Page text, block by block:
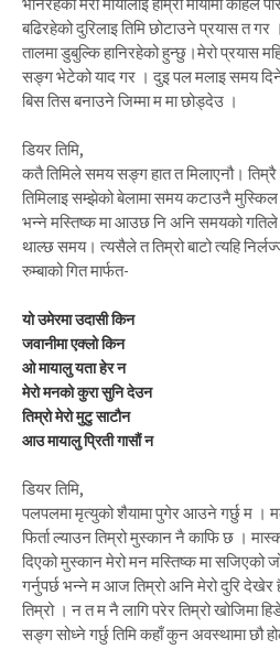
बढिरहेको दुरिलाइ तिमि छोटाउने प्रयास त
तालमा डुबुल्कि हानिरहेको हुन्छु।मेरो प्रयास
सङ्ग भेटेको याद गर । दुइ पल मलाइ समय
बिस तिस बनाउने जिम्मा म मा छोड्देउ ।
डियर तिमि,
कतै तिमिले समय सङ्ग हात त मिलाएनौ।
तिमिलाइ सम्झेको बेलामा समय कटाउनै
भन्ने मस्तिष्क मा आउछ नि अनि समयको
थाल्छ समय। त्यसैले त तिम्रो बाटो त्यहि
रुम्बाको गित मार्फत-
यो उमेरमा उदासी किन
जवानीमा एक्लो किन
ओ मायालु यता हेर न
मेरो मनको कुरा सुनि देउन
तिम्रो मेरो मुटु साटौन
आउ मायालु प्रिती गासौं न
डियर तिमि,
पलपलमा मृत्युको शैयामा पुगेर आउने गर्छु म ।
फिर्ता ल्याउन तिम्रो मुस्कान नै काफि छ ।
दिएको मुस्कान मेरो मन मस्तिष्क मा सजिएको
गर्नुपर्छ भन्ने म आज तिम्रो अनि मेरो दुरि देखेर
तिम्रो । न त म नै लागि परेर तिम्रो खोजिमा
सङ्ग सोध्ने गर्छु तिमि कहाँ कुन अवस्थामा छौ